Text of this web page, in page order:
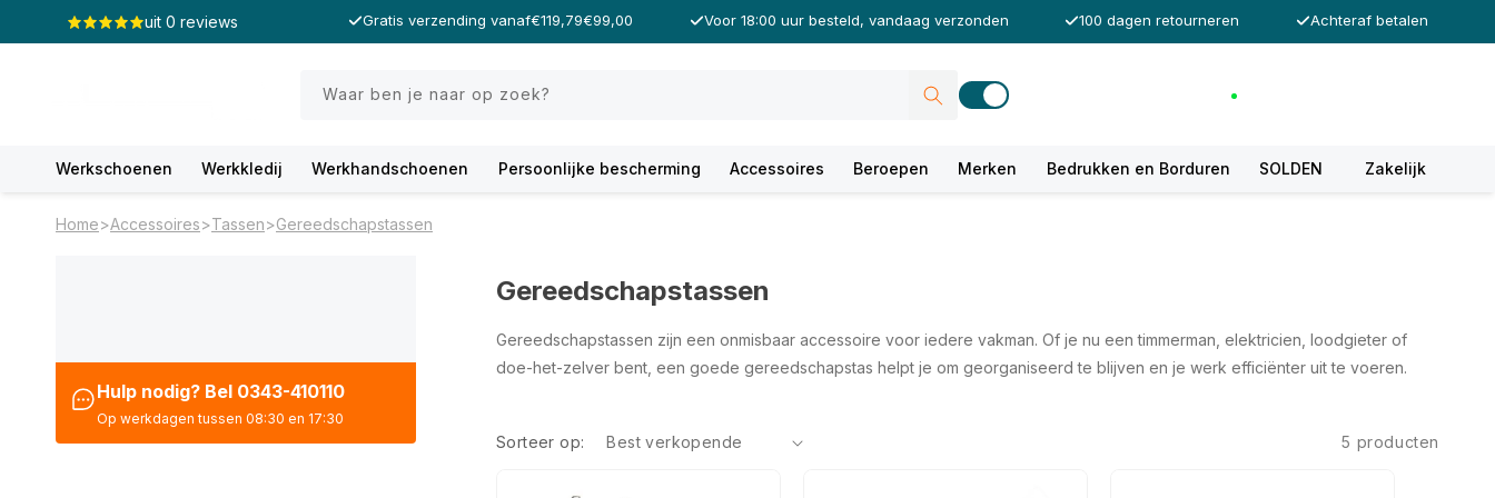
naar de
content
uit 0 reviews Gratis verzending vanaf€119,79€99,00 Voor 18:00 uur besteld, vandaag verzonden 100 dagen retourneren Achteraf betalen
Waar ben je naar op zoek?
Werkschoenen Werkkledij Werkhandschoenen Persoonlijke bescherming Accessoires Beroepen Merken Bedrukken en Borduren SOLDEN Zakelijk
Home>Accessoires>Tassen>Gereedschapstassen
Hulp nodig? Bel 0343-410110
Op werkdagen tussen 08:30 en 17:30
C
l
e
Gereedschapstassen
Gereedschapstassen zijn een onmisbaar accessoire voor iedere vakman. Of je nu een timmerman, elektricien, loodgieter of
doe-het-zelver bent, een goede gereedschapstas helpt je om georganiseerd te blijven en je werk efficiënter uit te voeren.
Sorteer op: 5 producten